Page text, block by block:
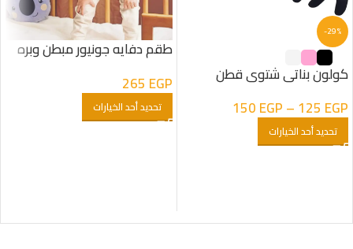
-29%
كولون بناتى شتوى قطن
125 EGP
–
150EGP
تحديد أحد الخيارات
طقم دفايه جونيور مبطن وبره
لون كريمى
265 EGP
تحديد أحد الخيارات